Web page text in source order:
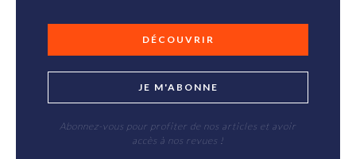
DÉCOUVRIR
JE M'ABONNE
Abonnez-vous pour profiter de nos articles et avoir
accès à nos revues !